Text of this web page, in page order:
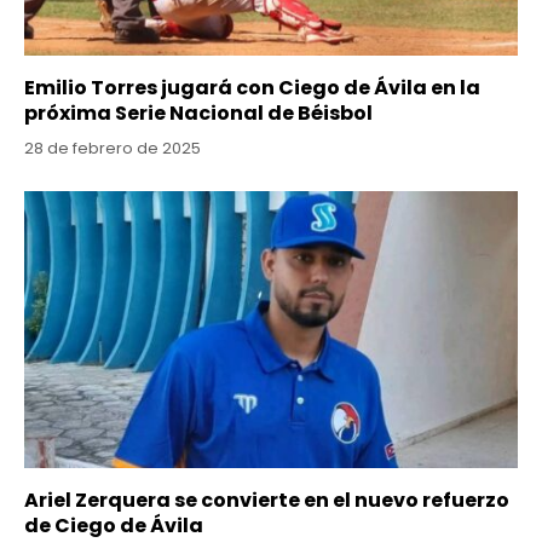
Emilio Torres jugará con Ciego de Ávila en la
próxima Serie Nacional de Béisbol
28 de febrero de 2025
Ariel Zerquera se convierte en el nuevo refuerzo
de Ciego de Ávila